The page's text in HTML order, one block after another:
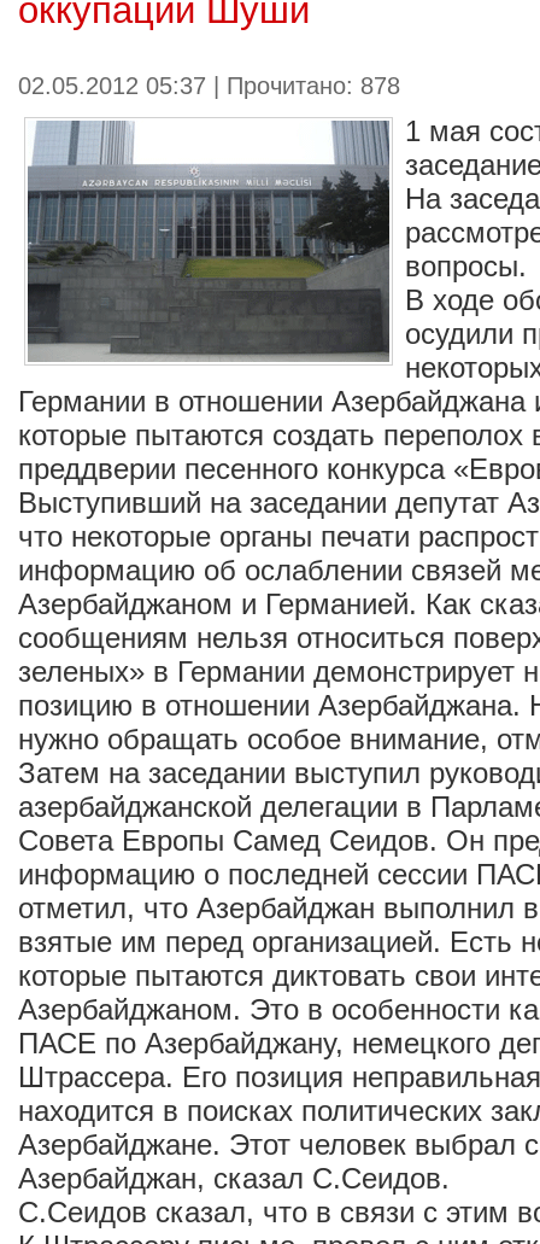
оккупации Шуши
02.05.2012 05:37 | Прочитано: 878
1 мая
На
вопросы.
В ходе
осудили
Германии в отношении Азербайджана
которые пытаются создать
преддверии песенного конкурса
Выступивший на заседании депутат
что некоторые органы печати
информацию об ослаблении связей
Азербайджаном и Германией. Как
сообщениям нельзя относиться
зеленых» в Германии демонстрирует
позицию в отношении Азербайджана.
нужно обращать особое внимание,
Затем на заседании выступил
азербайджанской делегации в
Совета Европы Самед Сеидов. Он
информацию о последней сессии
отметил, что Азербайджан выполнил
взятые им перед организацией. Есть
которые пытаются диктовать свои
Азербайджаном. Это в особенности
ПАСЕ по Азербайджану, немецкого
Штрассера. Его позиция
находится в поисках политических
Азербайджане. Этот человек выбрал
Азербайджан, сказал С.Сеидов.
С.Сеидов сказал, что в связи с этим